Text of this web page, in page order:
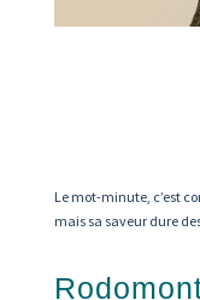
Le mot-minute, c’est
mais sa saveur dure